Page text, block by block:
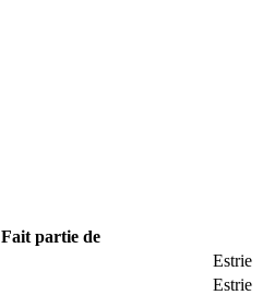
Fait partie de
Estrie
Estrie